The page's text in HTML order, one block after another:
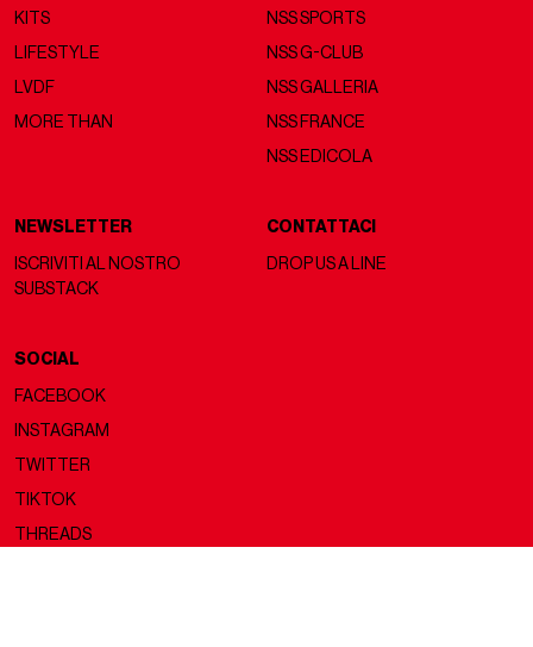
KITS
LIFESTYLE
LVDF
MORE THAN
NSS SPORTS
NSS G-CLUB
NSS GALLERIA
NSS FRANCE
NSS EDICOLA
NEWSLETTER
ISCRIVITI AL NOSTRO
SUBSTACK
CONTATTACI
DROP US A LINE
SOCIAL
FACEBOOK
INSTAGRAM
TWITTER
TIKTOK
THREADS